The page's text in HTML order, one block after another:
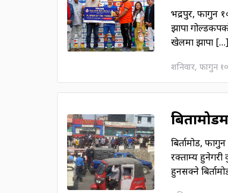
भद्रपुर, फागुन
झापा
खेलमा झापा […]
शनिवार, फागुन
बिर्तामोड,
रक्ताम्य हुनेगरी
हुनसक्ने